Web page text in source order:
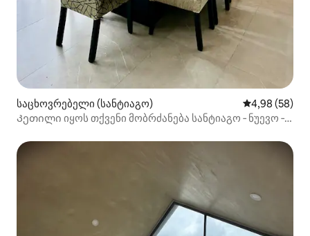
საცხოვრებელი (სანტიაგო) საშუალო
4,98 (58)
Კეთილი იყოს თქვენი მობრძანება სანტიაგო ‑ ნუევო ‑